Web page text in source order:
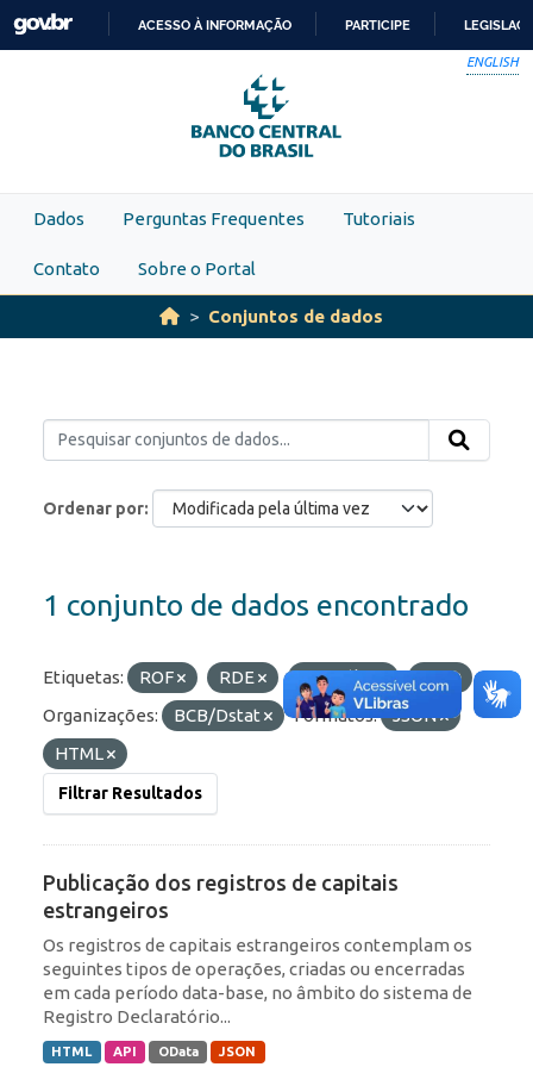
Skip to main content
PARA
O
CONTEÚDO
ACESSO À INFORMAÇÃO PARTICIPE
ENGLISH
Dados Perguntas Frequentes Tutoriais
Contato Sobre o Portal
Conjuntos de dados
Ordenar por
1 conjunto de dados encontrado
Etiquetas: ROF RDE Portfólio
IED
Organizações:
BCB/Dstat Formatos:
JSON
HTML
Filtrar Resultados
Publicação dos registros de capitais
estrangeiros
Os registros de capitais estrangeiros contemplam os
seguintes tipos de operações, criadas ou encerradas
em cada período data-base, no âmbito do sistema de
Registro Declaratório...
HTML API OData JSON